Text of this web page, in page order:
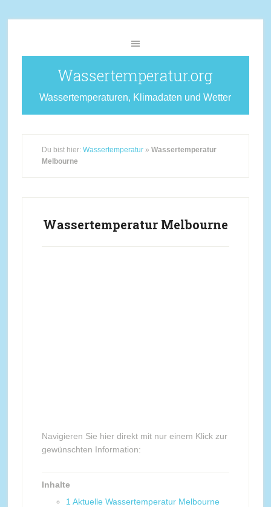
Wassertemperatur.org
Wassertemperaturen, Klimadaten und Wetter
Du bist hier: Wassertemperatur» Wassertemperatur
Melbourne
Wassertemperatur Melbourne
Navigieren Sie hier direkt mit nur einem Klick zur
gewünschten Information:
Inhalte
1 Aktuelle Wassertemperatur Melbourne